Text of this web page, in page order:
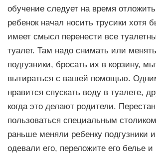
обучение следует на время
ребенок начал носить трусики хотя
имеет смысл перенести все
туалет. Там надо снимать или
подгузники, броcaть их в корзину,
вытираться с вашей помощью.
нравится спускать воду в туалете,
когда это делают родители.
пользоваться специальным
раньше меняли ребенку подгузники
одевали его, переложите его белье и